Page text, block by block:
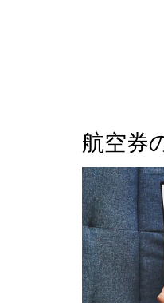
航空券